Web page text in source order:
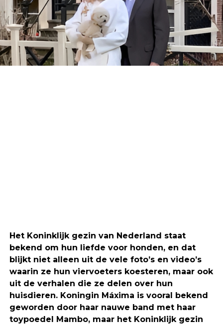
Het Koninklijk gezin van Nederland staat
bekend om hun liefde voor honden, en dat
blijkt niet alleen uit de vele foto’s en video’s
waarin ze hun viervoeters koesteren, maar ook
uit de verhalen die ze delen over hun
huisdieren. Koningin Máxima is vooral bekend
geworden door haar nauwe band met haar
toypoedel Mambo, maar het Koninklijk gezin